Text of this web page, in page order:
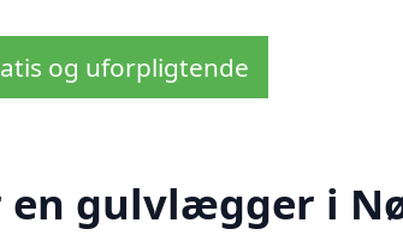
og uforpligtende
en gulvlægger i